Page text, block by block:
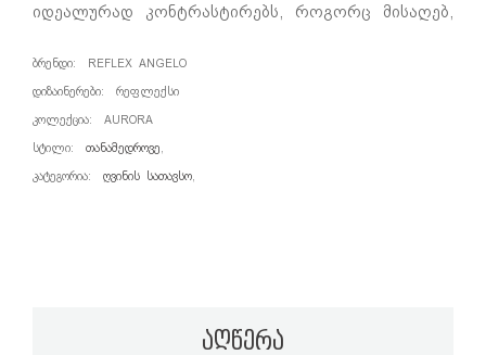
იდეალურად კონტრასტირებს, როგორც მისაღებ,
საცხოვრებელ ზონებთან. კონფიგურაცია
ითვალისწინებს როგორც მარმარილო-შუშის
LegnoMarmo და სასმელების მეტალის საკიდებს.
ᲑᲠᲔᲜᲓᲘ:
REFLEX ANGELO
ᲓᲘᲖᲐᲘᲜᲔᲠᲔᲑᲘ:
ᲠᲔᲤᲚᲔᲥᲡᲘ
ᲙᲝᲚᲔᲥᲪᲘᲐ:
AURORA
ᲡᲢᲘᲚᲘ:
ᲗᲐᲜᲐᲛᲔᲓᲠᲝᲕᲔ
ᲙᲐᲢᲔᲒᲝᲠᲘᲐ:
ᲦᲕᲘᲜᲘᲡ ᲡᲐᲗᲐᲕᲡᲝ
აღწერა